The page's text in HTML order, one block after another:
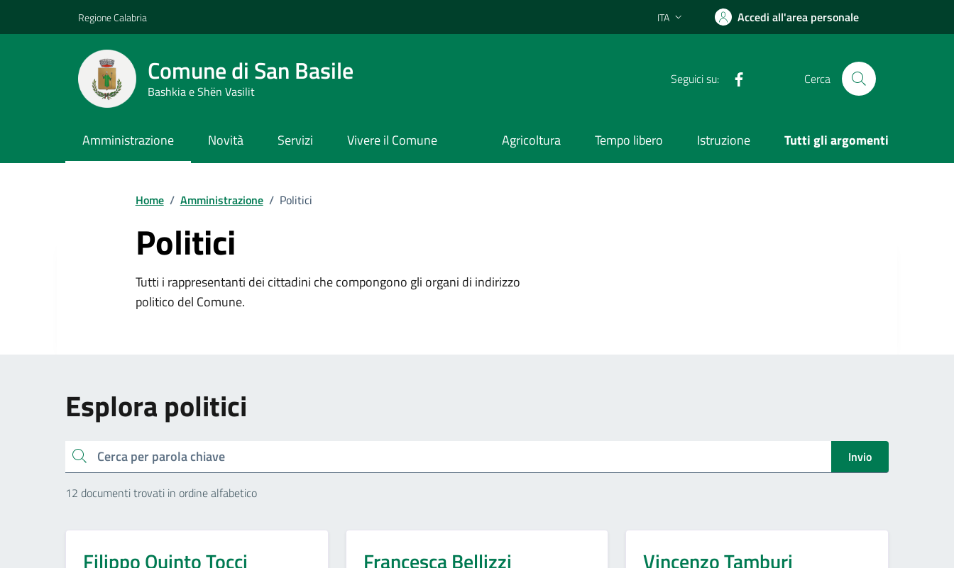
Regione Calabria Lingua attiva:
ITA Accedi all'area personale
Comune di San Basile
Bashkia e Shën Vasilit
Seguici su: Cerca
Amministrazione Novità Servizi Vivere il Comune Agricoltura Tempo libero Istruzione Tutti gli argomenti
Home / Amministrazione / Politici
Politici
Tutti i rappresentanti dei cittadini che compongono gli organi di indirizzo
politico del Comune.
Esplora politici
Cerca Invio
12 documenti trovati in ordine alfabetico
Filippo Quinto Tocci Francesca Bellizzi Vincenzo Tamburi